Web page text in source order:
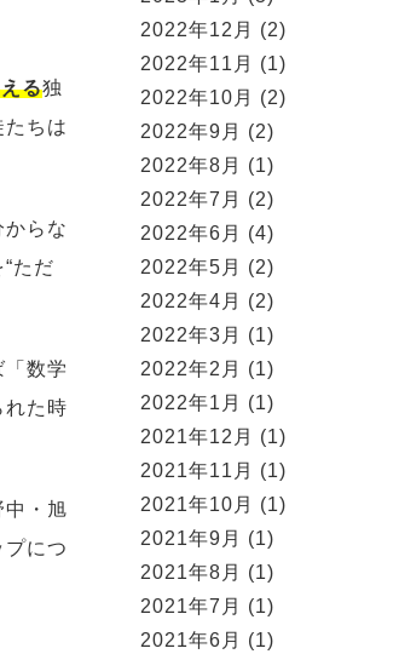
る独
ちは
らな
ただ
数学
れた時
中・旭
につ
2022年12月
(2)
2022年11月
(1)
2022年10月
(2)
2022年9月
(2)
2022年8月
(1)
2022年7月
(2)
2022年6月
(4)
2022年5月
(2)
2022年4月
(2)
2022年3月
(1)
2022年2月
(1)
2022年1月
(1)
2021年12月
(1)
2021年11月
(1)
2021年10月
(1)
2021年9月
(1)
2021年8月
(1)
2021年7月
(1)
2021年6月
(1)